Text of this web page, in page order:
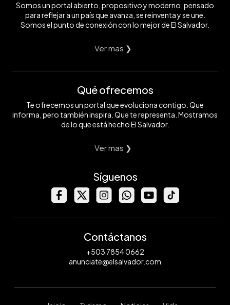
Somos un portal abierto, propositivo y moderno, pensado
para reflejar a un país que avanza, se reinventa y se une.
Somos el punto de conexión con lo mejor de El Salvador.
Ver mas ❯
Qué ofrecemos
Te ofrecemos un portal que evoluciona contigo. Que
informa, pero también inspira. Que te representa. Mostramos
de lo que está hecho El Salvador.
Ver mas ❯
Síguenos
Contáctanos
+503 7854 0662
anunciate@elsalvador.com